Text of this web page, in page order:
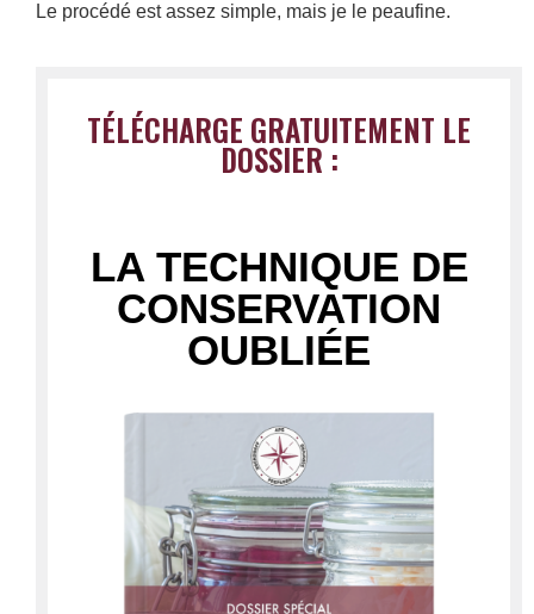
Le procédé est assez simple, mais je le peaufine.
TÉLÉCHARGE GRATUITEMENT LE
DOSSIER :
LA TECHNIQUE DE
CONSERVATION
OUBLIÉE